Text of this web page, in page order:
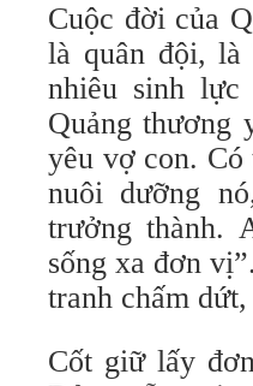
Cuộc đời của
là quân đội, là
nhiêu sinh
Quảng thương
yêu vợ con. Có
nuôi dưỡng
trưởng thành.
sống xa đơn
tranh chấm
Cốt giữ lấy